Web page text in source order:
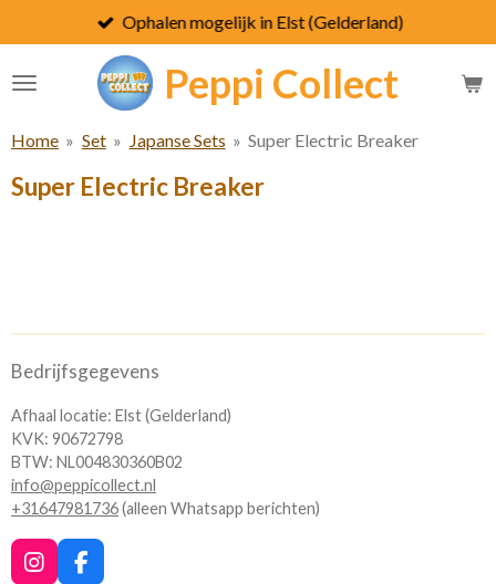
direct
naar
Peppi Collect
Ophalen mogelijk in Elst (Gelderland)
Home » Set » Japanse Sets » Super Electric Breaker
Super Electric Breaker
Bedrijfsgegevens
Afhaal locatie: Elst (Gelderland)
KVK: 90672798
BTW: NL004830360B02
info@peppicollect.nl
+31647981736(alleen Whatsapp berichten)
I
F